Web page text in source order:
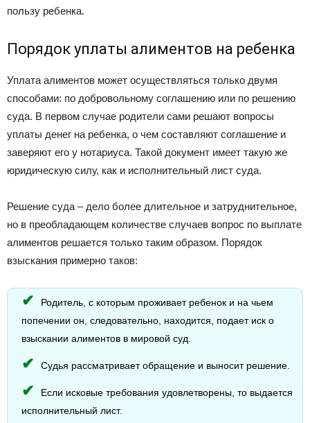
пользу ребенка.
Порядок уплаты алиментов на ребенка
Уплата алиментов может осуществляться только двумя
способами: по добровольному соглашению или по решению
суда. В первом случае родители сами решают вопросы
уплаты денег на ребенка, о чем составляют соглашение и
заверяют его у нотариуса. Такой документ имеет такую же
юридическую силу, как и исполнительный лист суда.
Решение суда – дело более длительное и затруднительное,
но в преобладающем количестве случаев вопрос по выплате
алиментов решается только таким образом. Порядок
взыскания примерно таков:
Родитель, с которым проживает ребенок и на чьем
попечении он, следовательно, находится, подает иск о
взыскании алиментов в мировой суд.
Судья рассматривает обращение и выносит решение.
Если исковые требования удовлетворены, то выдается
исполнительный лист.